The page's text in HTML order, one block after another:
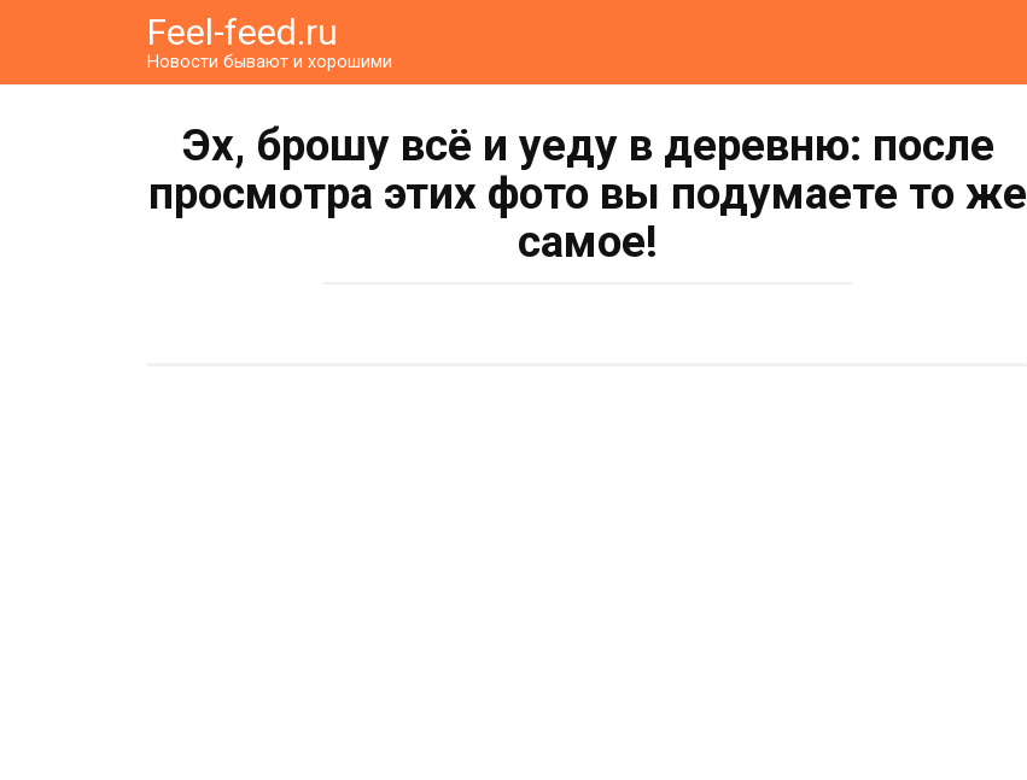
Feel-feed.ru
Новости бывают и хорошими
Эх, брошу всё и уеду в деревню: после
просмотра этих фото вы подумаете то же
самое!